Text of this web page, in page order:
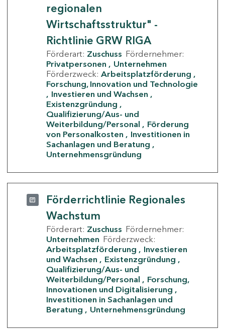
regionalen
Wirtschaftsstruktur" -
Richtlinie GRW RIGA
Förderart: Zuschuss Fördernehmer:
Privatpersonen
Unternehmen
Förderzweck: Arbeitsplatzförderung
Forschung, Innovation und Technologie
Investieren und Wachsen
Existenzgründung
Qualifizierung/Aus- und
Weiterbildung/Personal
Förderung
von Personalkosten
Investitionen in
Sachanlagen und Beratung
Unternehmensgründung
Förderrichtlinie Regionales
Wachstum
Förderart: Zuschuss Fördernehmer:
Unternehmen Förderzweck:
Arbeitsplatzförderung
Investieren
und Wachsen
Existenzgründung
Qualifizierung/Aus- und
Weiterbildung/Personal
Forschung,
Innovationen und Digitalisierung
Investitionen in Sachanlagen und
Beratung
Unternehmensgründung